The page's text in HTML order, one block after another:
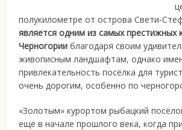
полукилометре от островаСвети-
является одним из самых престижных
Черногории благодаря своим
живописным ландшафтам, однако
привлекательность посёлка для
очень дорогим, особенно по
«Золотым» курортом рыбацкий
ещё в начале прошлого века, когда